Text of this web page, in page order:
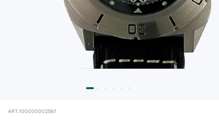
ART.100000002561